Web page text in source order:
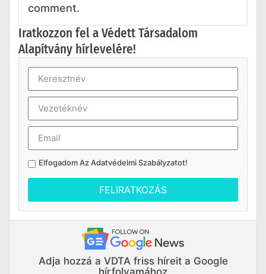
comment.
Iratkozzon fel a Védett Társadalom
Alapítvány hírlevelére!
Elfogadom AzAdatvédelmi Szabályzatot!
FELIRATKOZÁS
Adja hozzá a VDTA friss híreit a Google
hírfolyamához